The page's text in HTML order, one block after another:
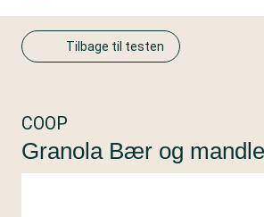
Tilbage til testen
COOP
Granola Bær og